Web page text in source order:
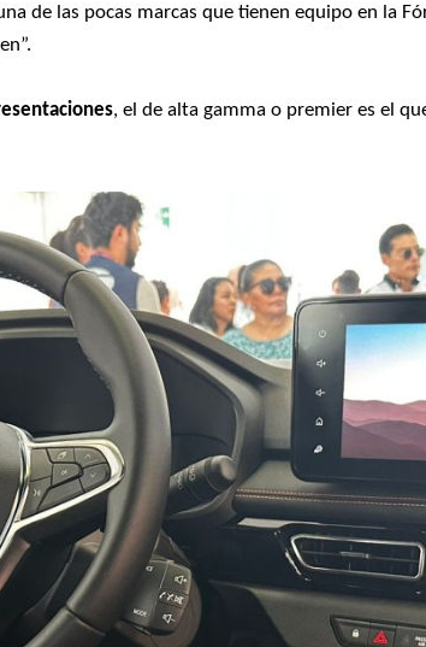
de las pocas marcas que tienen equipo en la
, el de alta gamma o premier es el